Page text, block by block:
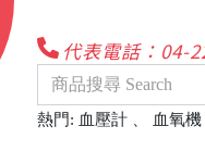
代表電話：04-
熱門: 血壓計、 血氧機